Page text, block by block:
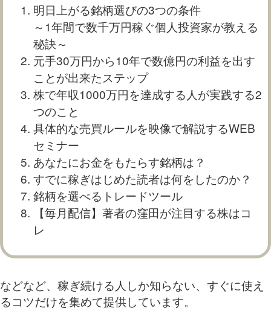
明日上がる銘柄選びの3つの条件
～1年間で数千万円稼ぐ個人投資家が教える
秘訣～
元手30万円から10年で数億円の利益を出す
ことが出来たステップ
株で年収1000万円を達成する人が実践する2
つのこと
具体的な売買ルールを映像で解説するWEB
セミナー
あなたにお金をもたらす銘柄は？
すでに稼ぎはじめた読者は何をしたのか？
銘柄を選べるトレードツール
【毎月配信】著者の窪田が注目する株はコ
レ
などなど、稼ぎ続ける人しか知らない、すぐに使え
るコツだけを集めて提供しています。